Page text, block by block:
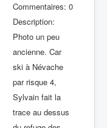
Commentaires: 0
Description:
Photo un peu
ancienne. Car
ski à Névache
par risque 4,
Sylvain fait la
trace au dessus